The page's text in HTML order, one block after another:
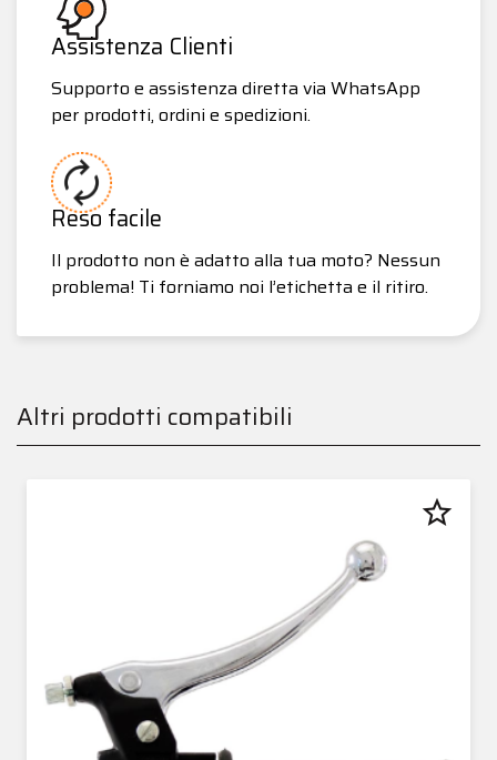
Assistenza Clienti
Supporto e assistenza diretta via WhatsApp
per prodotti, ordini e spedizioni.
Reso facile
Il prodotto non è adatto alla tua moto? Nessun
problema! Ti forniamo noi l’etichetta e il ritiro.
Altri prodotti compatibili
star_border